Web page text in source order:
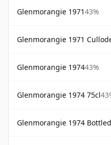
Glenmorangie 197143%
Glenmorangie 1971
Glenmorangie 197443%
Glenmorangie 1974 75cl
Glenmorangie 1974